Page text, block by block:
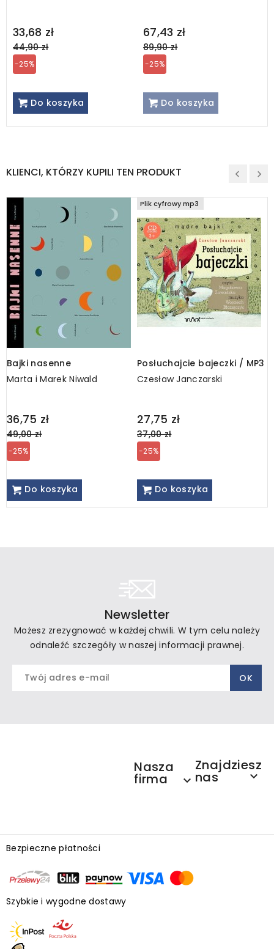
33,68 zł
Regular
price
44,90 zł
-25%
Do koszyka
67,43 zł
Regular
price
89,90 zł
-25%
Do koszyka
KLIENCI, KTÓRZY KUPILI TEN PRODUKT
Bajki nasenne
Marta i Marek Niwald
36,75 zł
Regular
price
49,00 zł
-25%
Do koszyka
Plik cyfrowy mp3
Posłuchajcie bajeczki / MP3
Czesław Janczarski
27,75 zł
Regular
price
37,00 zł
-25%
Do koszyka
Newsletter
Możesz zrezygnować w każdej chwili. W tym celu należy
odnaleźć szczegóły w naszej informacji prawnej.
Nasza
firma 
Znajdziesz
nas 
Bezpieczne płatności
Szybkie i wygodne dostawy